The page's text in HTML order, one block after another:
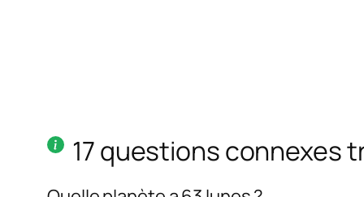
17 questions connexes